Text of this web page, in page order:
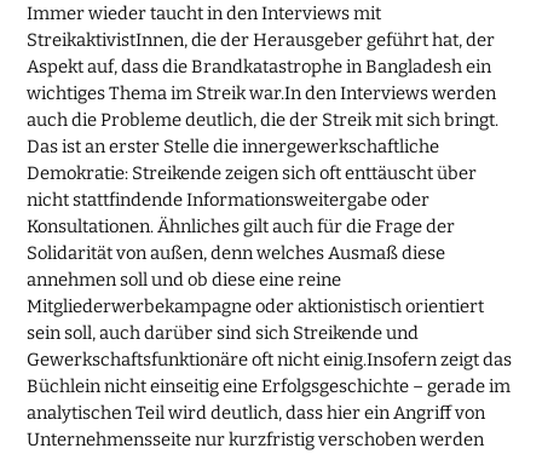
Immer wieder taucht in den Interviews mit
StreikaktivistInnen, die der Herausgeber geführt hat, der
Aspekt auf, dass die Brandkatastrophe in Bangladesh ein
wichtiges Thema im Streik war.In den Interviews werden
auch die Probleme deutlich, die der Streik mit sich bringt.
Das ist an erster Stelle die innergewerkschaftliche
Demokratie: Streikende zeigen sich oft enttäuscht über
nicht stattfindende Informationsweitergabe oder
Konsultationen. Ähnliches gilt auch für die Frage der
Solidarität von außen, denn welches Ausmaß diese
annehmen soll und ob diese eine reine
Mitgliederwerbekampagne oder aktionistisch orientiert
sein soll, auch darüber sind sich Streikende und
Gewerkschaftsfunktionäre oft nicht einig.Insofern zeigt das
Büchlein nicht einseitig eine Erfolgsgeschichte – gerade im
analytischen Teil wird deutlich, dass hier ein Angriff von
Unternehmensseite nur kurzfristig verschoben werden